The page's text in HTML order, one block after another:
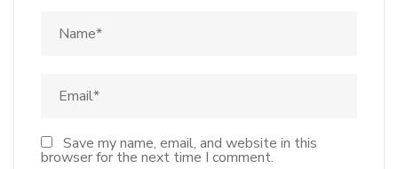
Save my name, email, and website in this
browser for the next time I comment.